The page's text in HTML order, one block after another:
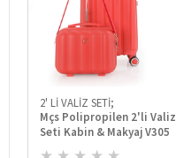
2' Lİ VALİZ SETİ;
Mçs Polipropilen 2'li Valiz
Seti Kabin & Makyaj V305